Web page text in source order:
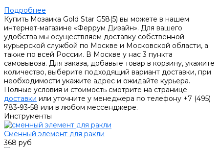
Подробнее
Купить Мозаика Gold Star G58(5) вы можете в нашем
интернет-магазине «Феррум Дизайн». Для вашего
удобства мы осуществляем доставку собственной
курьерской службой по Москве и Московской области, а
также по всей России. В Москве у нас 3 пункта
самовывоза. Для заказа, добавьте товар в корзину, укажите
количество, выберите подходящий вариант доставки, при
необходимости укажите адрес и ожидайте курьера.
Полные условия и стоимость смотрите на странице
доставки или уточните у менеджера по телефону +7 (495)
783-93-58 или в любом мессенджере.
Инструменты
Сменный элемент для ракли
368 руб